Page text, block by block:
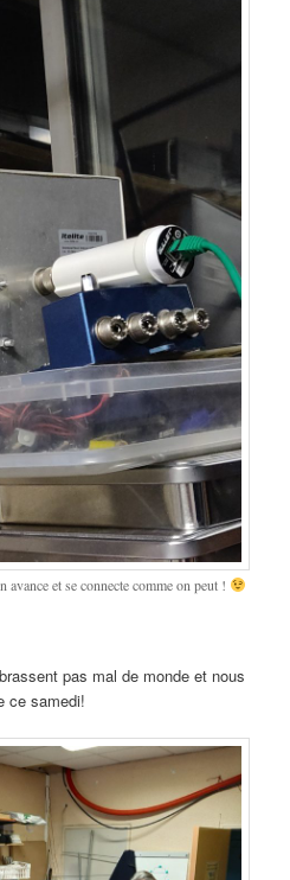
avance et se connecte comme on peut !
pas mal de monde et nous
ce samedi!